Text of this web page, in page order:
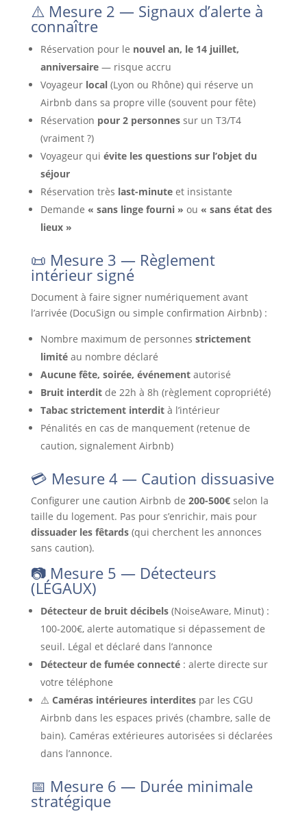
⚠️ Mesure 2 — Signaux d’alerte à
connaître
Réservation pour le nouvel an, le 14 juillet,
anniversaire— risque accru
Voyageur local(Lyon ou Rhône) qui réserve un
Airbnb dans sa propre ville (souvent pour fête)
Réservation pour 2 personnessur un T3/T4
(vraiment ?)
Voyageur qui évite les questions sur l’objet du
séjour
Réservation très last-minuteet insistante
Demande « sans linge fourni » ou « sans état des
lieux »
📜 Mesure 3 — Règlement
intérieur signé
Document à faire signer numériquement avant
l’arrivée (DocuSign ou simple confirmation Airbnb) :
Nombre maximum de personnes strictement
limitéau nombre déclaré
Aucune fête, soirée, événementautorisé
Bruit interditde 22h à 8h (règlement copropriété)
Tabac strictement interdità l’intérieur
Pénalités en cas de manquement (retenue de
caution, signalement Airbnb)
💳 Mesure 4 — Caution dissuasive
Configurer une caution Airbnb de 200-500€selon la
taille du logement. Pas pour s’enrichir, mais pour
dissuader les fêtards(qui cherchent les annonces
sans caution).
📷 Mesure 5 — Détecteurs
(LÉGAUX)
Détecteur de bruit décibels(NoiseAware, Minut) :
100-200€, alerte automatique si dépassement de
seuil. Légal et déclaré dans l’annonce
Détecteur de fumée connecté: alerte directe sur
votre téléphone
⚠️ Caméras intérieures interditespar les CGU
Airbnb dans les espaces privés (chambre, salle de
bain). Caméras extérieures autorisées si déclarées
dans l’annonce.
📅 Mesure 6 — Durée minimale
stratégique